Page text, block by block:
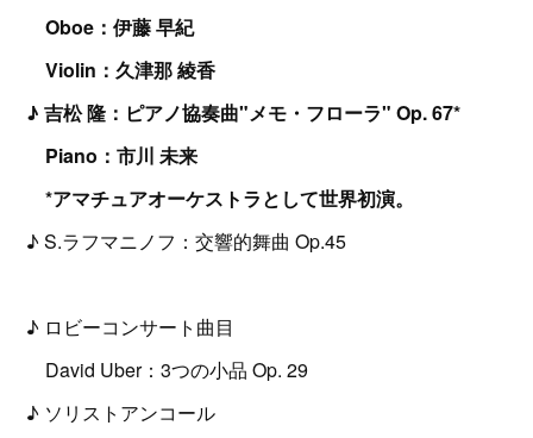
Oboe：伊藤 早紀
Violin：久津那 綾香
♪ 吉松 隆：ピアノ協奏曲"メモ・フローラ" Op. 67*
Piano：市川 未来
*アマチュアオーケストラとして世界初演。
♪ S.ラフマニノフ：交響的舞曲 Op.45
♪ ロビーコンサート曲目
David Uber：3つの小品 Op. 29
♪ ソリストアンコール